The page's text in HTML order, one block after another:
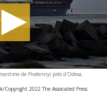
de Pivdennyi près d'Odesa,
Copyright 2022 The Associated Press